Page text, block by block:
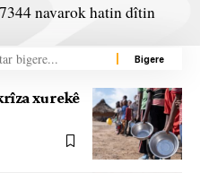
navarok hatin dîtin
xurekê